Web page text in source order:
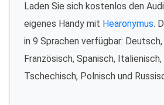
Laden Sie sich kostenlos den
eigenes Handy mit Hearonymus.
in 9 Sprachen verfügbar: Deutsch,
Französisch, Spanisch, Italienisch,
Tschechisch, Polnisch und